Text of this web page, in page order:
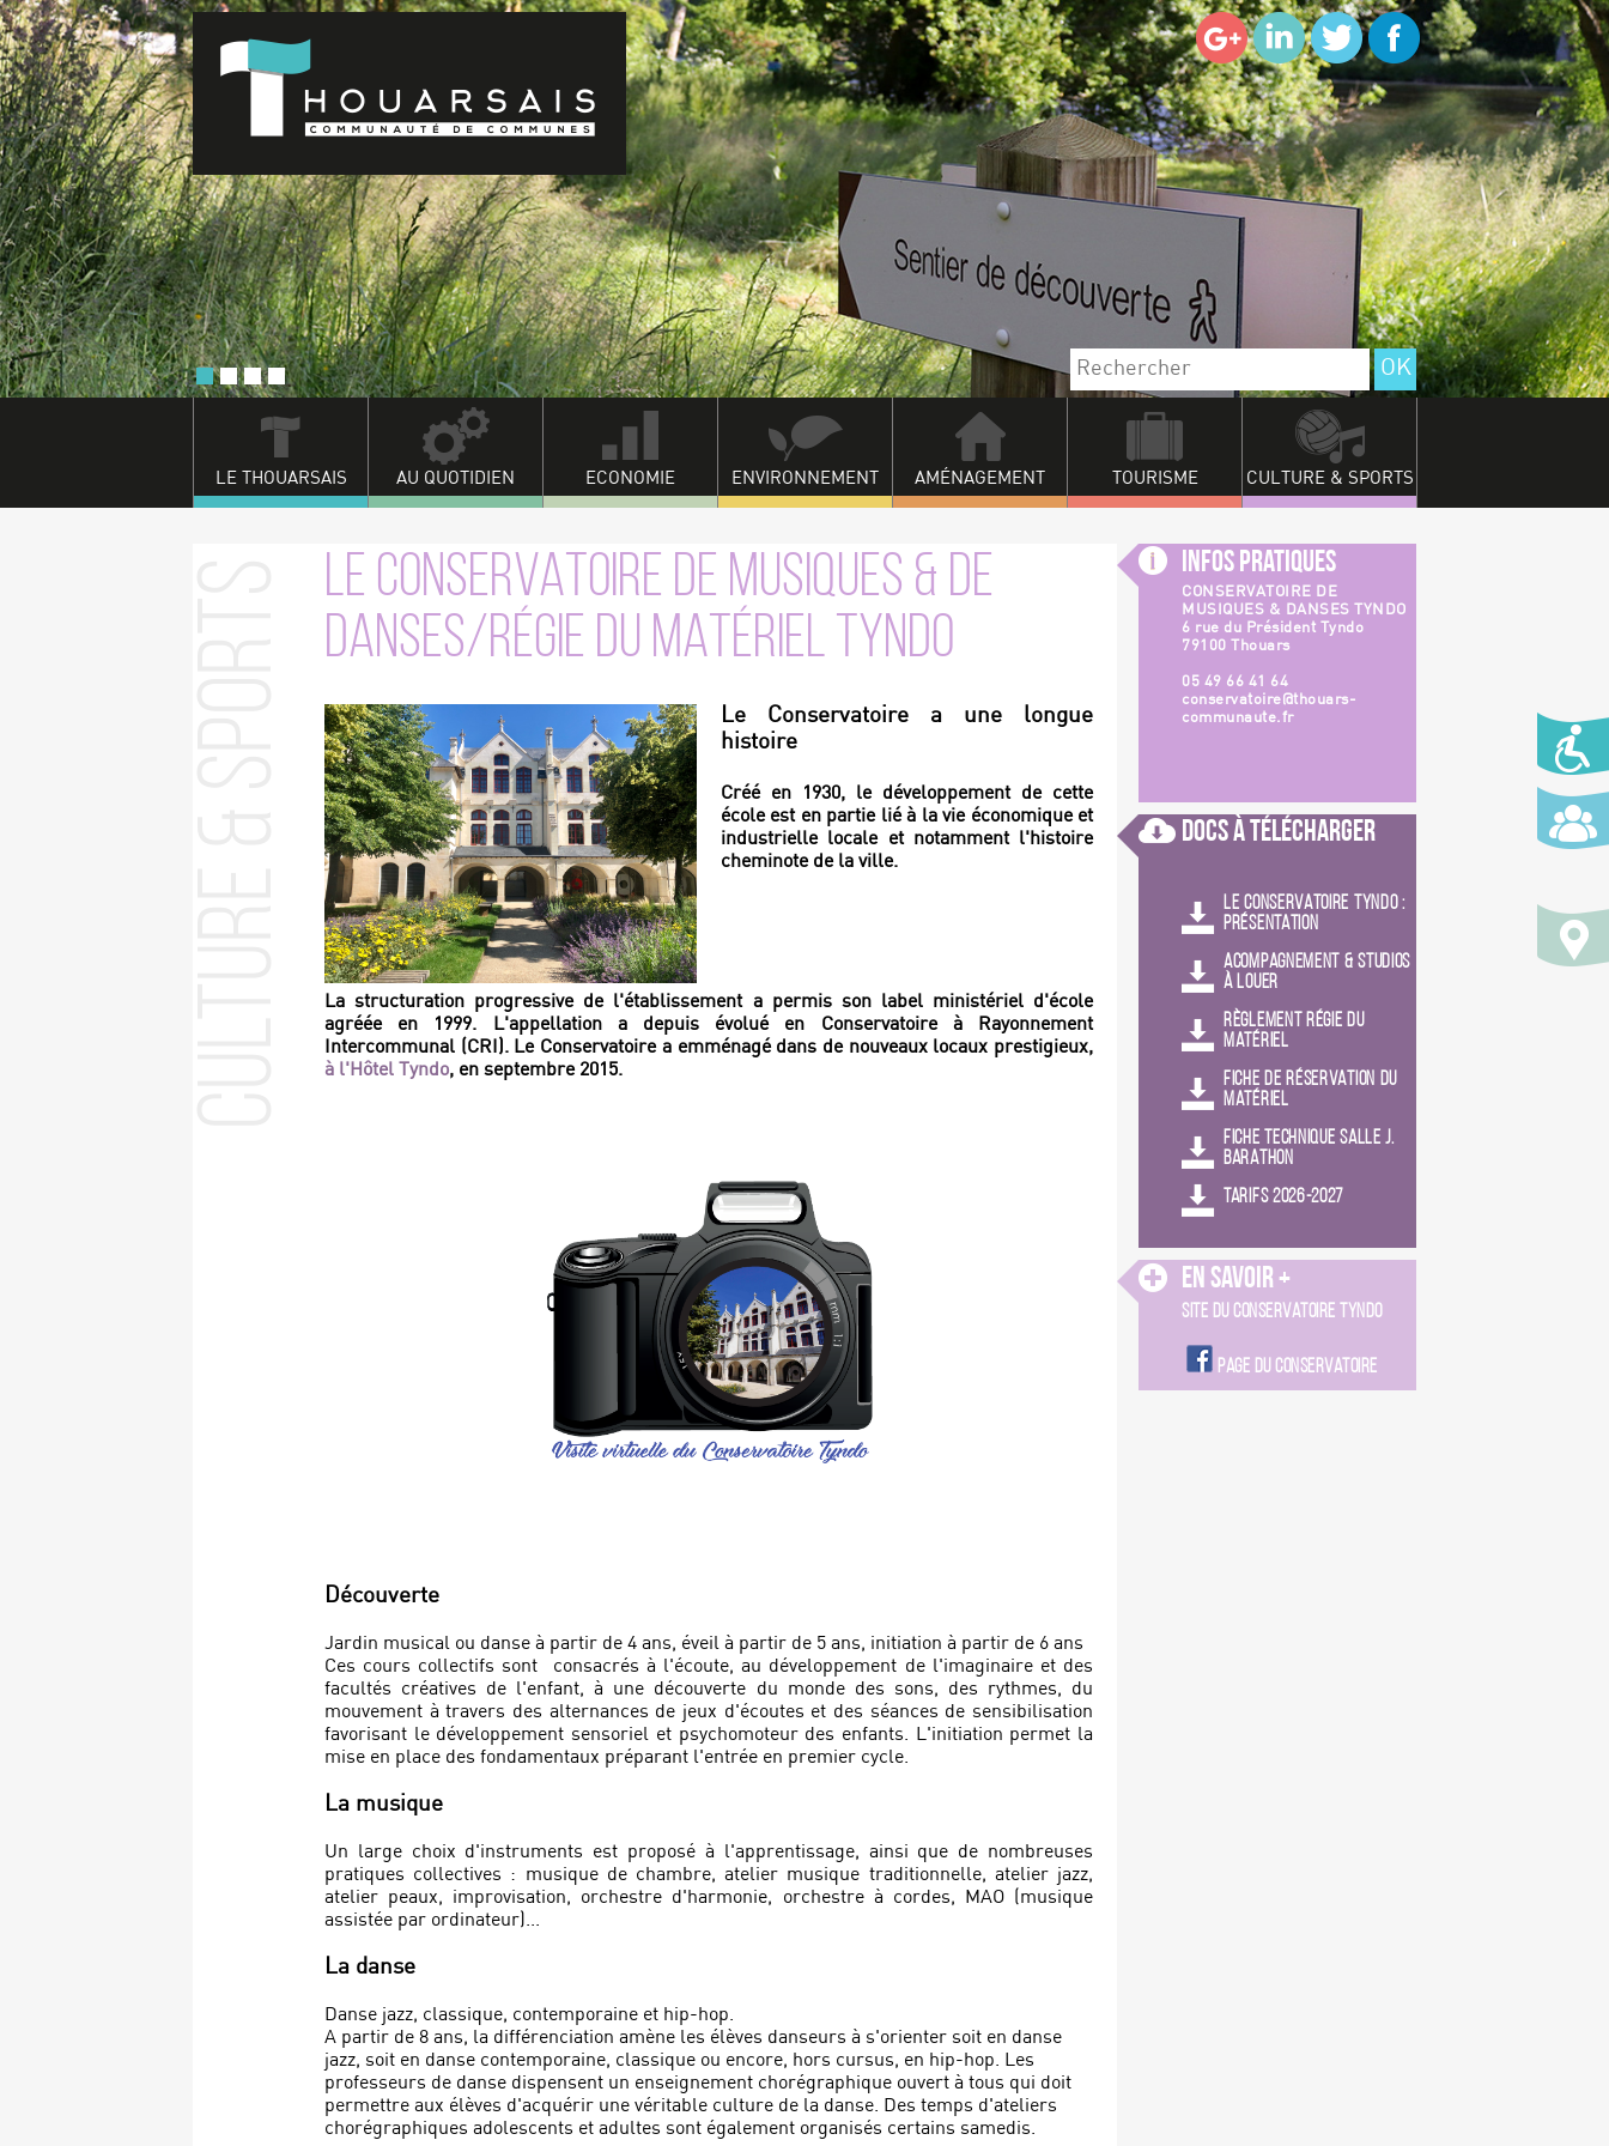
LE THOUARSAIS AU QUOTIDIEN ECONOMIE ENVIRONNEMENT AMÉNAGEMENT TOURISME CULTURE & SPORTS
LE CONSERVATOIRE DE MUSIQUES & DE
DANSES/RÉGIE DU MATÉRIEL TYNDO
Le Conservatoire a une longue
histoire
Créé en 1930, le développement de cette
école est en partie lié à la vie économique et
industrielle locale et notamment l'histoire
cheminote de la ville.
La structuration progressive de l'établissement a permis son label ministériel d'école
agréée en 1999. L'appellation a depuis évolué en Conservatoire à Rayonnement
Intercommunal (CRI). Le Conservatoire a emménagé dans de nouveaux locaux prestigieux,
à l'Hôtel Tyndo, en septembre 2015.
Découverte
Jardin musical ou danse à partir de 4 ans, éveil à partir de 5 ans, initiation à partir de 6 ans
Ces cours collectifs sont consacrés à l'écoute, au développement de l'imaginaire et des
facultés créatives de l'enfant, à une découverte du monde des sons, des rythmes, du
mouvement à travers des alternances de jeux d'écoutes et des séances de sensibilisation
favorisant le développement sensoriel et psychomoteur des enfants. L'initiation permet la
mise en place des fondamentaux préparant l'entrée en premier cycle.
La musique
Un large choix d'instruments est proposé à l'apprentissage, ainsi que de nombreuses
pratiques collectives : musique de chambre, atelier musique traditionnelle, atelier jazz,
atelier peaux, improvisation, orchestre d'harmonie, orchestre à cordes, MAO (musique
assistée par ordinateur)...
La danse
Danse jazz, classique, contemporaine et hip-hop.
A partir de 8 ans, la différenciation amène les élèves danseurs à s'orienter soit en danse
jazz, soit en danse contemporaine, classique ou encore, hors cursus, en hip-hop. Les
professeurs de danse dispensent un enseignement chorégraphique ouvert à tous qui doit
permettre aux élèves d'acquérir une véritable culture de la danse. Des temps d'ateliers
chorégraphiques adolescents et adultes sont également organisés certains samedis.
Infos Pratiques
CONSERVATOIRE DE
MUSIQUES & DANSES TYNDO
6 rue du Président Tyndo
79100 Thouars
05 49 66 41 64
conservatoire@thouars-
communaute.fr
Docs à Télécharger
LE CONSERVATOIRE TYNDO :
PRÉSENTATION
ACOMPAGNEMENT & STUDIOS
À LOUER
RÈGLEMENT RÉGIE DU
MATÉRIEL
FICHE DE RÉSERVATION DU
MATÉRIEL
FICHE TECHNIQUE SALLE J.
BARATHON
TARIFS 2026-2027
En Savoir +
SITE DU CONSERVATOIRE TYNDO
PAGE DU CONSERVATOIRE